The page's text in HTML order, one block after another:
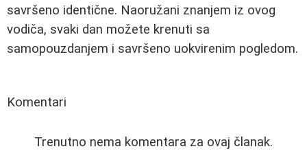
savršeno identične. Naoružani znanjem iz ovog
vodiča, svaki dan možete krenuti sa
samopouzdanjem i savršeno uokvirenim pogledom.
Komentari
Trenutno nema komentara za ovaj članak.